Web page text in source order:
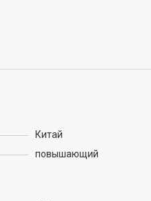
Китай
повышающий